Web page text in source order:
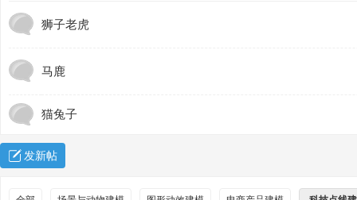
狮子老虎
马鹿
猫兔子
发新帖